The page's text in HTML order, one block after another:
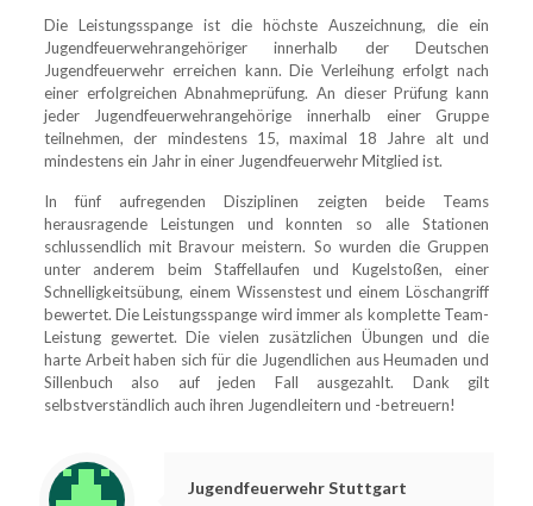
Die Leistungsspange ist die höchste Auszeichnung, die ein
Jugendfeuerwehrangehöriger innerhalb der Deutschen
Jugendfeuerwehr erreichen kann. Die Verleihung erfolgt nach
einer erfolgreichen Abnahmeprüfung. An dieser Prüfung kann
jeder Jugendfeuerwehrangehörige innerhalb einer Gruppe
teilnehmen, der mindestens 15, maximal 18 Jahre alt und
mindestens ein Jahr in einer Jugendfeuerwehr Mitglied ist.
In fünf aufregenden Disziplinen zeigten beide Teams
herausragende Leistungen und konnten so alle Stationen
schlussendlich mit Bravour meistern. So wurden die Gruppen
unter anderem beim Staffellaufen und Kugelstoßen, einer
Schnelligkeitsübung, einem Wissenstest und einem Löschangriff
bewertet. Die Leistungsspange wird immer als komplette Team-
Leistung gewertet. Die vielen zusätzlichen Übungen und die
harte Arbeit haben sich für die Jugendlichen aus Heumaden und
Sillenbuch also auf jeden Fall ausgezahlt. Dank gilt
selbstverständlich auch ihren Jugendleitern und -betreuern!
Jugendfeuerwehr Stuttgart